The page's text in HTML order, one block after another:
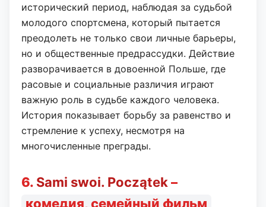
исторический период, наблюдая за судьбой
молодого спортсмена, который пытается
преодолеть не только свои личные барьеры,
но и общественные предрассудки. Действие
разворачивается в довоенной Польше, где
расовые и социальные различия играют
важную роль в судьбе каждого человека.
История показывает борьбу за равенство и
стремление к успеху, несмотря на
многочисленные преграды.
6. Sami swoi. Początek–
комедия, семейный фильм